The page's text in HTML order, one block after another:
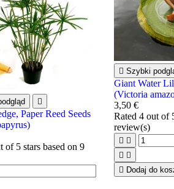

Paper Reed Seeds
of 5 stars based on9
 Szybki
Giant Water
(Victoria
3,50 €
Rated 4out of
review(s)
 
 
 Dodaj do